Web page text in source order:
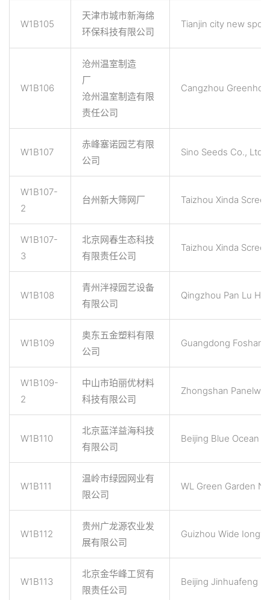
W1B105
天津市城市新海绵
环保科技有限公司
Tianjin city new
W1B106
沧州温室制造
厂
沧州温室制造有限
责任公司
Cangzhou
W1B107
赤峰塞诺园艺有限
公司
Sino Seeds Co., Ltd.
W1B107-
2
台州新大筛网厂 Taizhou Xinda
W1B107-
3
北京网春生态科技
有限责任公司
Taizhou Xinda
W1B108
青州泮禄园艺设备
有限公司
Qingzhou Pan Lu
W1B109
奥东五金塑料有限
公司
Guangdong Foshan
W1B109-
2
中山市珀丽优材料
科技有限公司
Zhongshan
W1B110
北京蓝洋益海科技
有限公司
Beijing Blue Ocean
W1B111
温岭市绿园网业有
限公司
WL Green Garden
W1B112
贵州广龙源农业发
展有限公司
Guizhou Wide
W1B113
北京金华峰工贸有
限责任公司
Beijing Jinhuafeng